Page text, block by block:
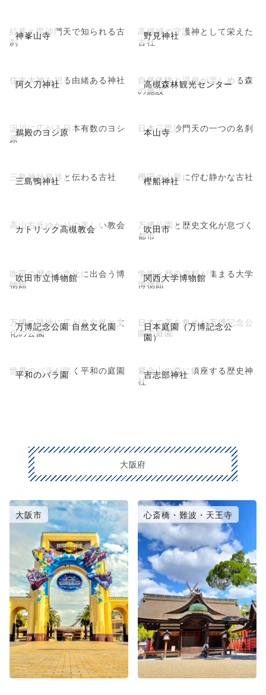
神峯山寺
紅葉と毘沙門天で知られる古
刹
野見神社
高槻城の守護神として栄えた
古社
阿久刀神社
住吉大神を祀る由緒ある神社 高槻森林観光センター
自然体験と温泉が楽しめる森
の施設
鵜殿のヨシ原
淀川に広がる日本有数のヨシ
原
本山寺
日本三毘沙門天の一つの名刹
三島鴨神社
三島神社発祥と伝わる古社 樫船神社
樫田の山里に佇む静かな古社
カトリック高槻教会
高山右近ゆかりの美しい教会 吹田市
万博公園と歴史文化が息づく
都市
吹田市立博物館
吹田の歴史と文化に出会う博
物館
関西大学博物館
学術と歴史資料が集まる大学
博物館
万博記念公園 自然文化園
万博の跡地に広がる自然と文
化の公園
日本庭園（万博記念公
園）
日本の美を集めた万博記念公
園の庭園
平和のバラ園
世界のバラが咲く平和の庭園 吉志部神社
紫金山の森に鎮座する歴史神
社
大阪府
大阪市 心斎橋・難波・天王寺